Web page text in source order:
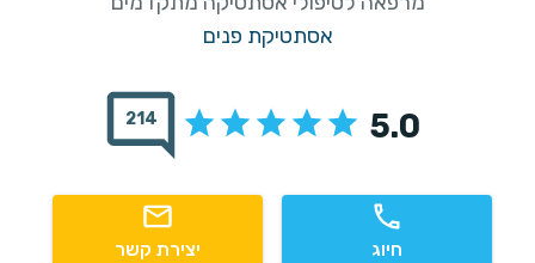
אסתטיקת פנים
5.0
214
חיוג יצירת קשר